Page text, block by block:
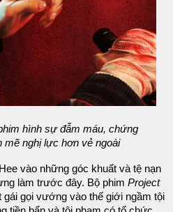
hình sự đẫm máu, chứng
mẽ nghị lực hơn vẻ ngoài
vào những góc khuất và tệ nạn
làm trước đây. Bộ phim Project
gọi vướng vào thế giới ngầm tội